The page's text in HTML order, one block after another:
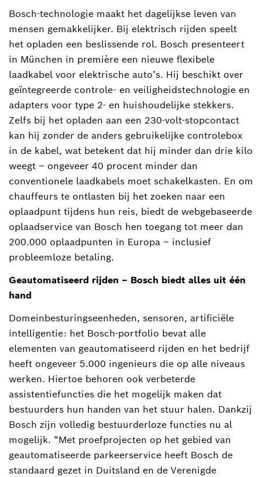
Bosch-technologie maakt het dagelijkse leven van
mensen gemakkelijker. Bij elektrisch rijden speelt
het opladen een beslissende rol. Bosch presenteert
in München in première een nieuwe flexibele
laadkabel voor elektrische auto’s. Hij beschikt over
geïntegreerde controle- en veiligheidstechnologie en
adapters voor type 2- en huishoudelijke stekkers.
Zelfs bij het opladen aan een 230-volt-stopcontact
kan hij zonder de anders gebruikelijke controlebox
in de kabel, wat betekent dat hij minder dan drie kilo
weegt – ongeveer 40 procent minder dan
conventionele laadkabels moet schakelkasten. En om
chauffeurs te ontlasten bij het zoeken naar een
oplaadpunt tijdens hun reis, biedt de webgebaseerde
oplaadservice van Bosch hen toegang tot meer dan
200.000 oplaadpunten in Europa – inclusief
probleemloze betaling.
Geautomatiseerd rijden – Bosch biedt alles uit één
hand
Domeinbesturingseenheden, sensoren, artificiële
intelligentie: het Bosch-portfolio bevat alle
elementen van geautomatiseerd rijden en het bedrijf
heeft ongeveer 5.000 ingenieurs die op alle niveaus
werken. Hiertoe behoren ook verbeterde
assistentiefuncties die het mogelijk maken dat
bestuurders hun handen van het stuur halen. Dankzij
Bosch zijn volledig bestuurderloze functies nu al
mogelijk. “Met proefprojecten op het gebied van
geautomatiseerde parkeerservice heeft Bosch de
standaard gezet in Duitsland en de Verenigde